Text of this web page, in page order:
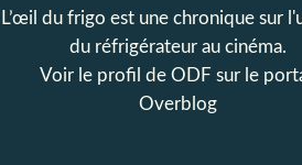
L’œil du frigo est une chronique sur
du réfrigérateur au cinéma.
Voir le profil de ODF sur le
Overblog